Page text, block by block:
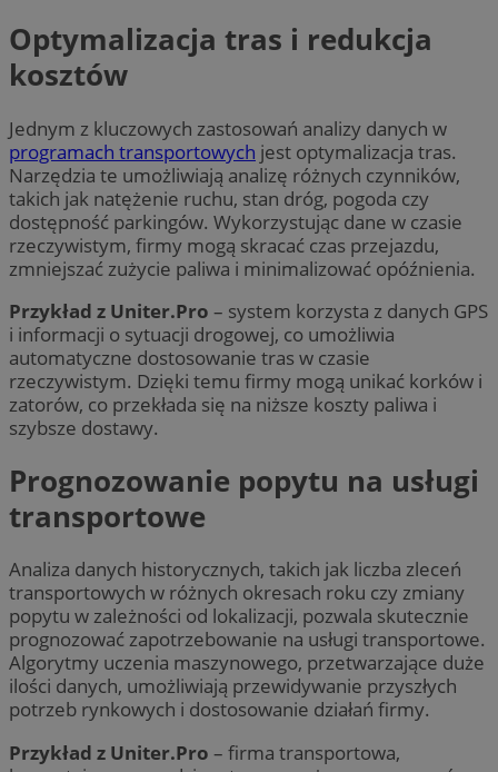
Optymalizacja tras i redukcja
kosztów
Jednym z kluczowych zastosowań analizy danych w
programach transportowych jest optymalizacja tras.
Narzędzia te umożliwiają analizę różnych czynników,
takich jak natężenie ruchu, stan dróg, pogoda czy
dostępność parkingów. Wykorzystując dane w czasie
rzeczywistym, firmy mogą skracać czas przejazdu,
zmniejszać zużycie paliwa i minimalizować opóźnienia.
Przykład z Uniter.Pro – system korzysta z danych GPS
i informacji o sytuacji drogowej, co umożliwia
automatyczne dostosowanie tras w czasie
rzeczywistym. Dzięki temu firmy mogą unikać korków i
zatorów, co przekłada się na niższe koszty paliwa i
szybsze dostawy.
Prognozowanie popytu na usługi
transportowe
Analiza danych historycznych, takich jak liczba zleceń
transportowych w różnych okresach roku czy zmiany
popytu w zależności od lokalizacji, pozwala skutecznie
prognozować zapotrzebowanie na usługi transportowe.
Algorytmy uczenia maszynowego, przetwarzające duże
ilości danych, umożliwiają przewidywanie przyszłych
potrzeb rynkowych i dostosowanie działań firmy.
Przykład z Uniter.Pro – firma transportowa,